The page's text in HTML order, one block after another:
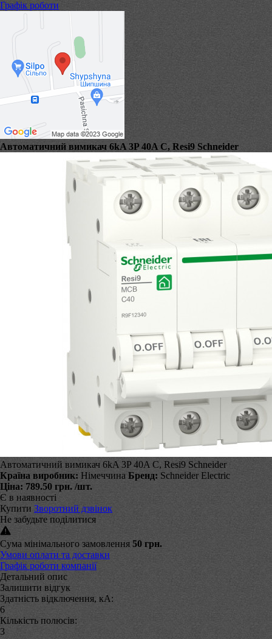
Графік роботи
Автоматичний вимикач 6kA 3P 40A C, Resi9 Schneider
Автоматичний вимикач 6kA 3P 40A C, Resi9 Schneider
Країна виробник: Німеччина Бренд: Schneider Electric
Ціна: 789.50 грн. /шт.
Є в наявності
Купити Зворотний дзвінок
Не забудьте поділитися
Сума мінімального замовлення 50 грн.
Умови оплати та доставки
Графік роботи компанії
Детальний опис
Залишити відгук
Здатність відключення, кА:
6
Кількість полюсів:
3